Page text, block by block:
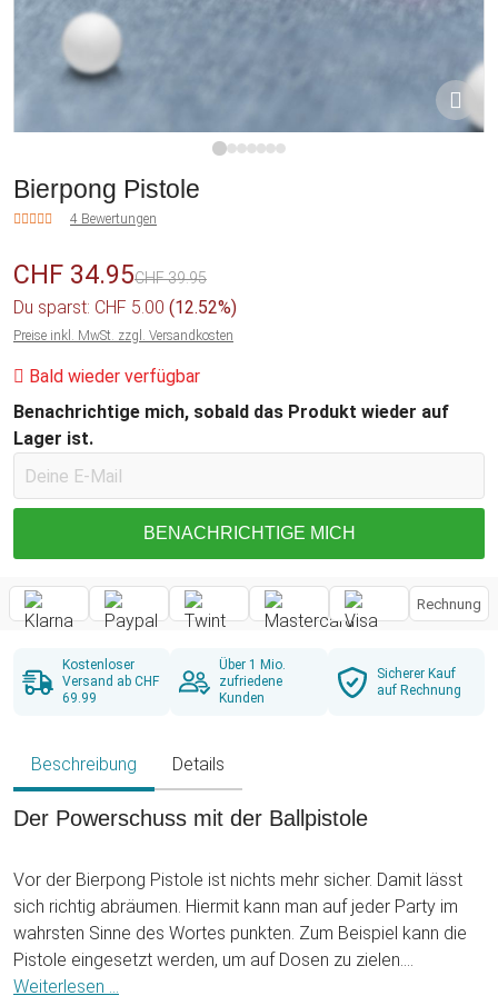
Bierpong Pistole
4 Bewertungen
CHF 34.95CHF 39.95
Du sparst: CHF 5.00 (12.52%)
Preise inkl. MwSt. zzgl. Versandkosten
Bald wieder verfügbar
Benachrichtige mich, sobald das Produkt wieder auf
Lager ist.
BENACHRICHTIGE MICH
Rechnung
Kostenloser
Versand ab CHF
69.99
Über 1 Mio.
zufriedene
Kunden
Sicherer Kauf
auf Rechnung
Beschreibung Details
Der Powerschuss mit der Ballpistole
Vor der Bierpong Pistole ist nichts mehr sicher. Damit lässt
sich richtig abräumen. Hiermit kann man auf jeder Party im
wahrsten Sinne des Wortes punkten. Zum Beispiel kann die
Pistole eingesetzt werden, um auf Dosen zu zielen.
Außerdem ist es ein beliebtes Spiel, offene Becher
Weiterlesen ...